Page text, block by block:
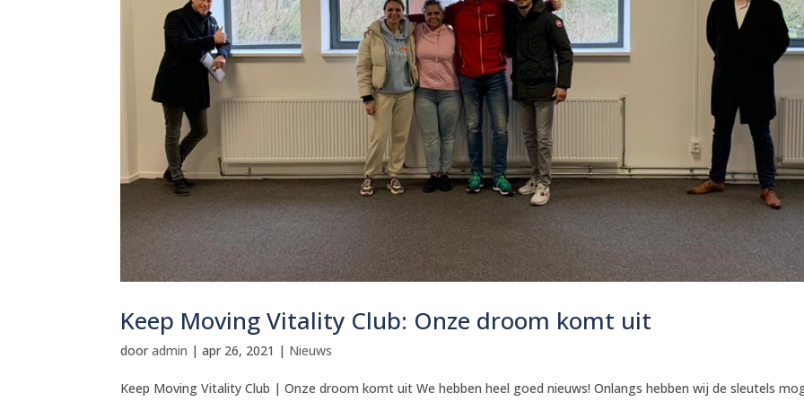
Keep Moving Vitality Club: Onze droom komt uit
dooradmin |apr 26, 2021 | Nieuws
Keep Moving Vitality Club | Onze droom komt uit We hebben heel goed nieuws! Onlangs hebben wij de sleutels